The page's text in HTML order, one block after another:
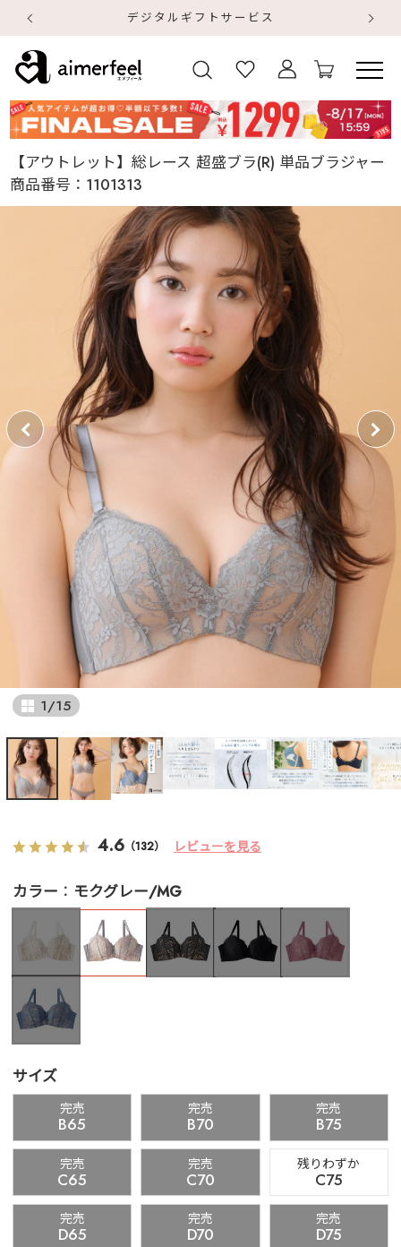
デジタルギフトサービス
【アウトレット】総レース 超盛ブラ(R) 単品ブラジャー
商品番号： 1101313
1/15
4.6 （132） レビューを見る
カラー モクグレー/MG
サイズ
完売
B65
完売
B70
完売
B75
完売
C65
完売
C70
残りわずか
C75
完売
D65
完売
D70
完売
D75